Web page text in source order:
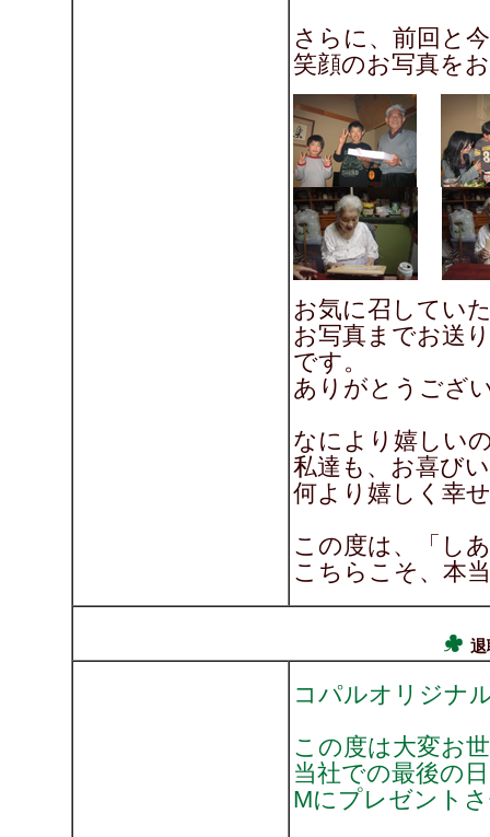
さらに、前回と
笑顔のお写真を
お気に召してい
お写真までお送
です。
ありがとうござ
なにより嬉しい
私達も、お喜び
何より嬉しく幸
この度は、「し
こちらこそ、本
退
コパルオリジナ
この度は大変お
当社での最後の
Mにプレゼント